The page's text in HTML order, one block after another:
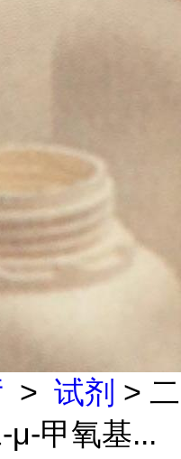
> 试剂 > 二
μ-甲氧基...